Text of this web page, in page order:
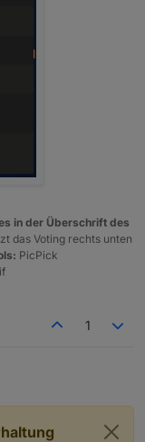
in der Überschrift des
das Voting rechts unten
PicPick
1